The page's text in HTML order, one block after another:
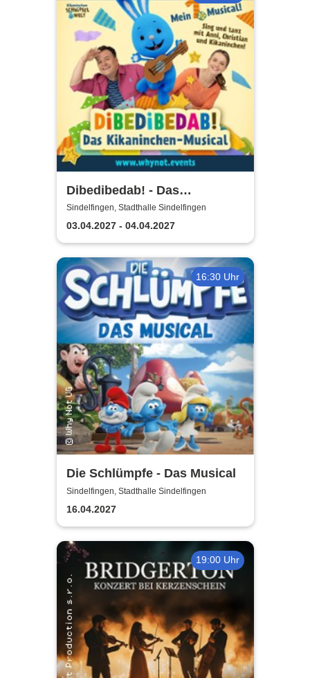
Dibedibedab! - Das
Kikaninchen-Musical
Sindelfingen, Stadthalle Sindelfingen
03.04.2027 - 04.04.2027
16:30 Uhr
Die Schlümpfe - Das Musical
Sindelfingen, Stadthalle Sindelfingen
16.04.2027
19:00 Uhr